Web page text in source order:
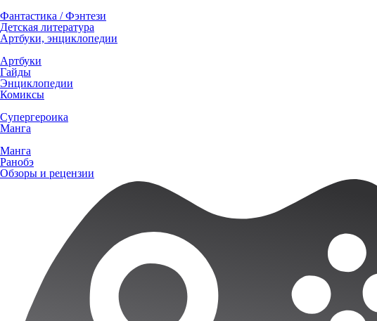
Фантастика / Фэнтези
Детская литература
Артбуки, энциклопедии
Артбуки
Гайды
Энциклопедии
Комиксы
Супергероика
Манга
Манга
Ранобэ
Обзоры и рецензии